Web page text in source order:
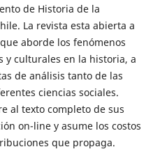
de Historia de la
La revista esta abierta a
aborde los fenómenos
y culturales en la historia, a
de análisis tanto de las
ciencias sociales.
al texto completo de sus
on-line y asume los costos
que propaga.